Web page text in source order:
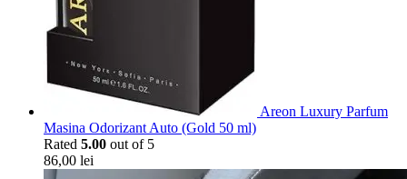
Areon Luxury Parfum
Masina Odorizant Auto (Gold 50 ml)
Rated 5.00 out of 5
86,00 lei